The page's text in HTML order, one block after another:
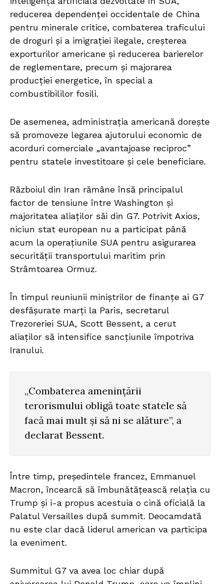
reducerea dependenței occidentale de China
pentru minerale critice, combaterea traficului
de droguri și a imigrației ilegale, creșterea
exporturilor americane și reducerea barierelor
de reglementare, precum și majorarea
producției energetice, în special a
combustibililor fosili.
De asemenea, administrația americană dorește
să promoveze legarea ajutorului economic de
acorduri comerciale „avantajoase reciproc”
pentru statele investitoare și cele beneficiare.
Războiul din Iran rămâne însă principalul
factor de tensiune între Washington și
majoritatea aliaților săi din G7. Potrivit Axios,
niciun stat european nu a participat până
acum la operațiunile SUA pentru asigurarea
securității transportului maritim prin
Strâmtoarea Ormuz.
În timpul reuniunii miniștrilor de finanțe ai G7
desfășurate marți la Paris, secretarul
Trezoreriei SUA, Scott Bessent, a cerut
aliaților să intensifice sancțiunile împotriva
Iranului.
„Combaterea amenințării
terorismului obligă toate statele să
facă mai mult și să ni se alăture”, a
declarat Bessent.
Între timp, președintele francez, Emmanuel
Macron, încearcă să îmbunătățească relația cu
Trump și i-a propus acestuia o cină oficială la
Palatul Versailles după summit. Deocamdată
nu este clar dacă liderul american va participa
la eveniment.
Summitul G7 va avea loc chiar după